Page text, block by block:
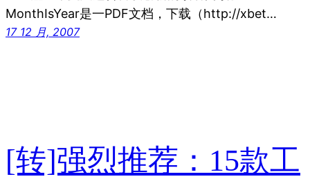
MonthIsYear是一PDF文档，下载（http://xbet…
17 12 月, 2007
[转]强烈推荐：15款工